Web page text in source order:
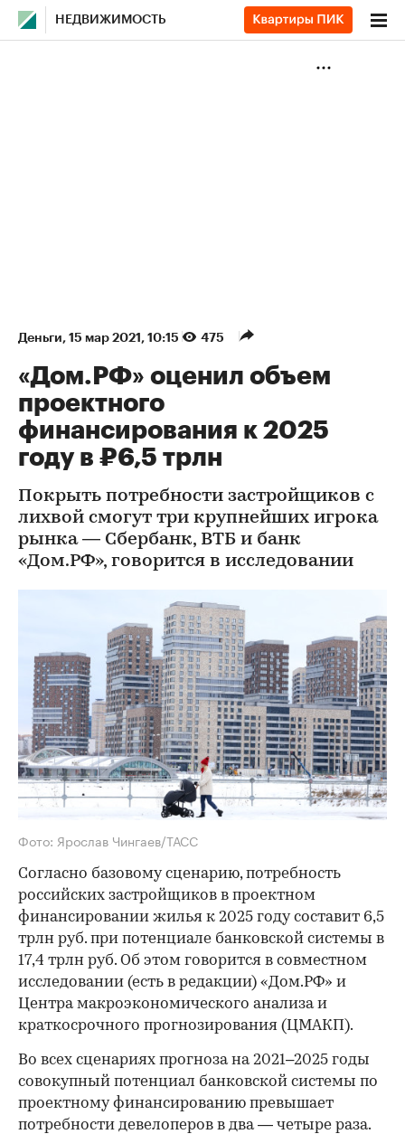
НЕДВИЖИМОСТЬ
Деньги⁠, 15 мар 2021, 10:15 475
«Дом.РФ» оценил объем
проектного
финансирования к 2025
году в ₽6,5 трлн
Покрыть потребности застройщиков с
лихвой смогут три крупнейших игрока
рынка — Сбербанк, ВТБ и банк
«Дом.РФ», говорится в исследовании
Фото: Ярослав Чингаев/ТАСС
Согласно базовому сценарию, потребность
российских застройщиков в проектном
финансировании жилья к 2025 году составит 6,5
трлн руб. при потенциале банковской системы в
17,4 трлн руб. Об этом говорится в совместном
исследовании (есть в редакции) «Дом.РФ» и
Центра макроэкономического анализа и
краткосрочного прогнозирования (ЦМАКП).
Во всех сценариях прогноза на 2021–2025 годы
совокупный потенциал банковской системы по
проектному финансированию превышает
потребности девелоперов в два — четыре раза.